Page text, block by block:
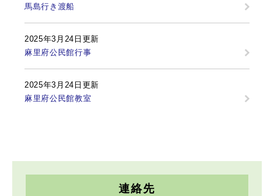
馬島行き渡船
2025年3月24日更新
麻里府公民館行事
2025年3月24日更新
麻里府公民館教室
連絡先